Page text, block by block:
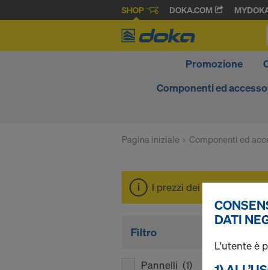
SHOP DOKA.COM
Promozione
Componenti ed
Pagina iniziale Componenti ed
I prezzi dei vostri
Filtro
Pannelli (1)
DATI
L'utente è